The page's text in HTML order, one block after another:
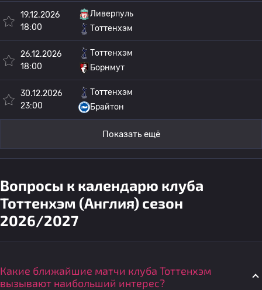
19.12.2026
18:00
Ливерпуль
Тоттенхэм
26.12.2026
18:00
Тоттенхэм
Борнмут
30.12.2026
23:00
Тоттенхэм
Брайтон
Показать ещё
Вопросы к календарю клуба
Тоттенхэм (Англия) сезон
2026/2027
Какие ближайшие матчи клуба Тоттенхэм
вызывают наибольший интерес?